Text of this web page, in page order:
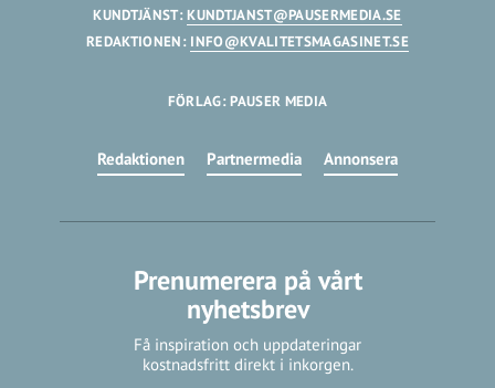
KUNDTJÄNST:KUNDTJANST@PAUSERMEDIA.SE
REDAKTIONEN: INFO@KVALITETSMAGASINET.SE
FÖRLAG: PAUSER MEDIA
Redaktionen Partnermedia Annonsera
Prenumerera på vårt
nyhetsbrev
Få inspiration och uppdateringar
kostnadsfritt direkt i inkorgen.